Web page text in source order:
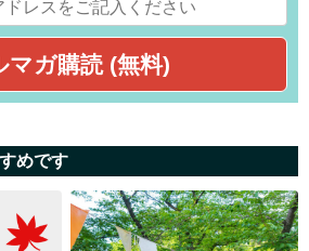
めです